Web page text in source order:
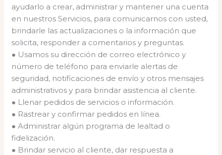
ayudarlo a crear, administrar y mantener una cuenta
en nuestros Servicios, para comunicarnos con usted,
brindarle las actualizaciones o la información que
solicita, responder a comentarios y preguntas.
● Usamos su dirección de correo electrónico y
número de teléfono para enviarle alertas de
seguridad, notificaciones de envío y otros mensajes
administrativos y para brindar asistencia al cliente.
● Llenar pedidos de servicios o información.
● Rastrear y confirmar pedidos en línea.
● Administrar algún programa de lealtad o
fidelización.
● Brindar servicio al cliente, dar respuesta a